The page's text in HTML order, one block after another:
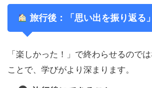
旅行後：「思い出を振り返る」
「楽しかった！」で終わらせるので
ことで、学びがより深まります。